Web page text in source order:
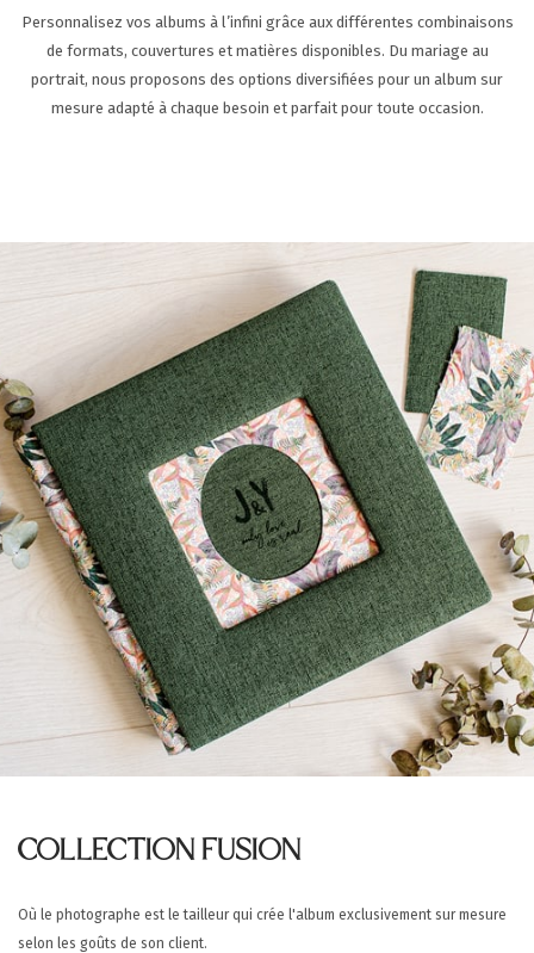
SUPPORT
Personnalisez vos albums à l’infini grâce aux différentes combinaisons
de formats, couvertures et matières disponibles. Du mariage au
portrait, nous proposons des options diversifiées pour un album sur
mesure adapté à chaque besoin et parfait pour toute occasion.
COLLECTION FUSION
Où le photographe est le tailleur qui crée l'album exclusivement sur mesure
selon les goûts de son client.